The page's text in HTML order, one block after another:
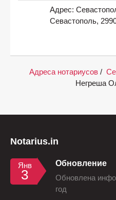
Адрес:
Севастополь,
Адреса нотариусов /
Негреша
Notarius.in
Янв
3
Обновление
Обновлена
год